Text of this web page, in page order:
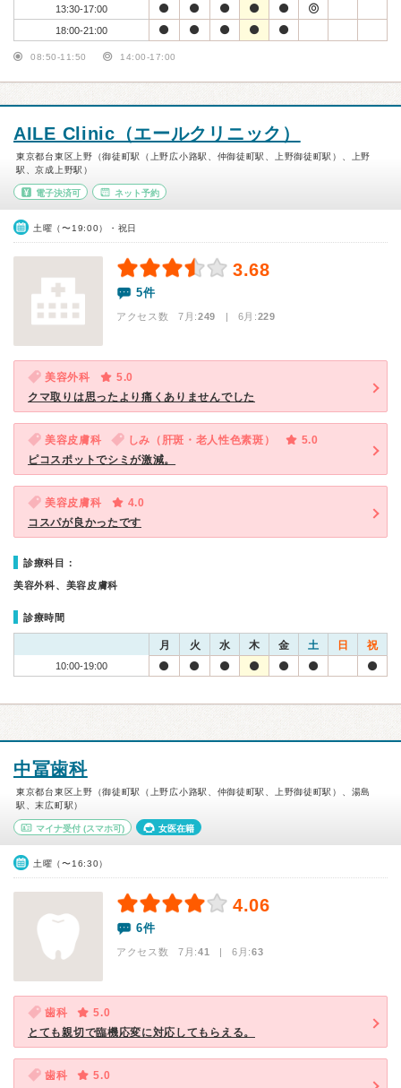
13:30-17:00
18:00-21:00
08:50-11:50 14:00-17:00
AILE Clinic（エールクリニック）
東京都台東区上野（御徒町駅（上野広小路駅、仲御徒町駅、上野御徒町駅）、上野
駅、京成上野駅）
電子決済可 ネット予約
土曜（〜19:00）・祝日
3.68
5件
アクセス数 7月:249 | 6月:229
美容外科
5.0
クマ取りは思ったより痛くありませんでした
美容皮膚科 しみ（肝斑・老人性色素斑）
5.0
ピコスポットでシミが激減。
美容皮膚科
4.0
コスパが良かったです
診療科目：
美容外科、美容皮膚科
診療時間
月 火 水 木 金 土 日 祝
10:00-19:00
中冨歯科
東京都台東区上野（御徒町駅（上野広小路駅、仲御徒町駅、上野御徒町駅）、湯島
駅、末広町駅）
マイナ受付 (スマホ可) 女医在籍
土曜（〜16:30）
4.06
6件
アクセス数 7月:41 | 6月:63
歯科
5.0
とても親切で臨機応変に対応してもらえる。
歯科
5.0